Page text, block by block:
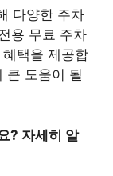
다양한 주차
용 무료 주차
택을 제공합
큰 도움이 될
? 자세히 알